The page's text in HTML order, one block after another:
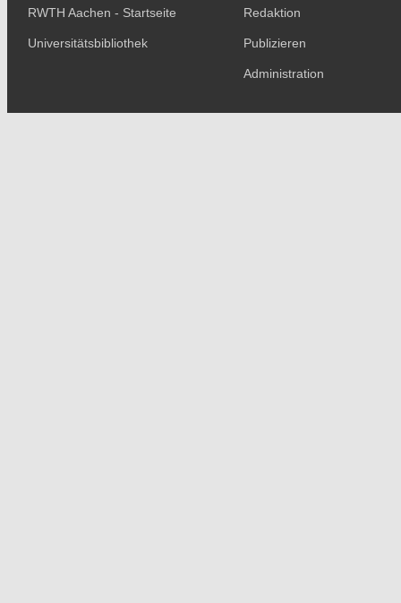
RWTH Aachen - Startseite
Universitätsbibliothek
Redaktion
Publizieren
Administration